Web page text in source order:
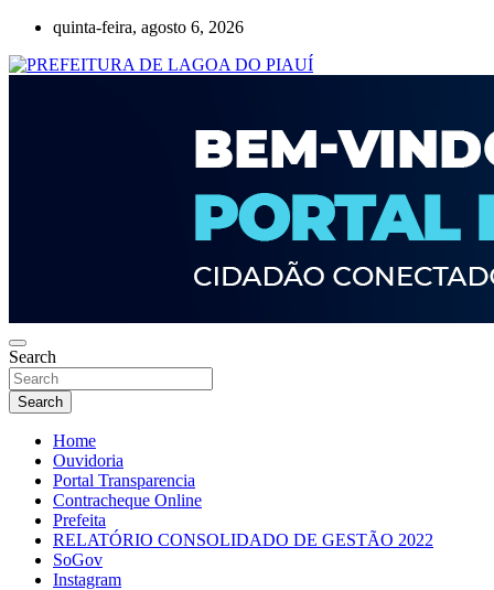
Skip
content
quinta-feira, agosto 6, 2026
Search
Search
Home
Ouvidoria
Portal Transparencia
Contracheque Online
Prefeita
RELATÓRIO CONSOLIDADO DE GESTÃO 2022
SoGov
Instagram